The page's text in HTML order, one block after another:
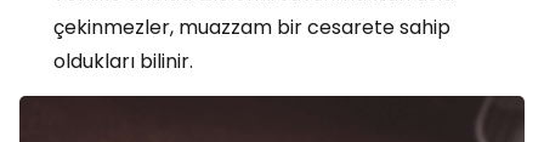
çekinmezler, muazzam bir cesarete sahip
oldukları bilinir.